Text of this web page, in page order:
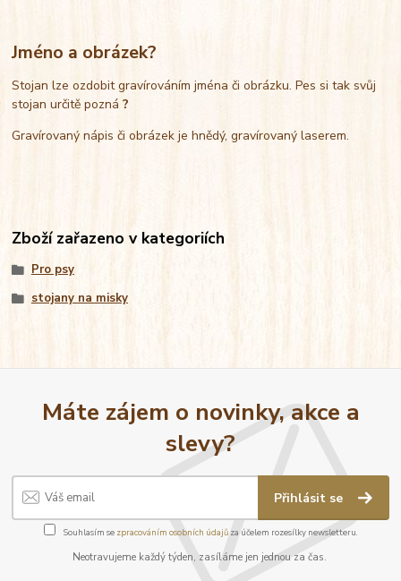
Jméno a obrázek?
Stojan lze ozdobit gravírováním jména či obrázku. Pes si tak svůj
stojan určitě pozná?
Gravírovaný nápis či obrázek je hnědý, gravírovaný laserem.
Zboží zařazeno v kategoriích
Pro psy
stojany na misky
Máte zájem o novinky, akce a
slevy?
Přihlásit se
Souhlasím se zpracováním osobních údajůza účelem rozesílky newsletteru.
Neotravujeme každý týden, zasíláme jen jednou za čas.